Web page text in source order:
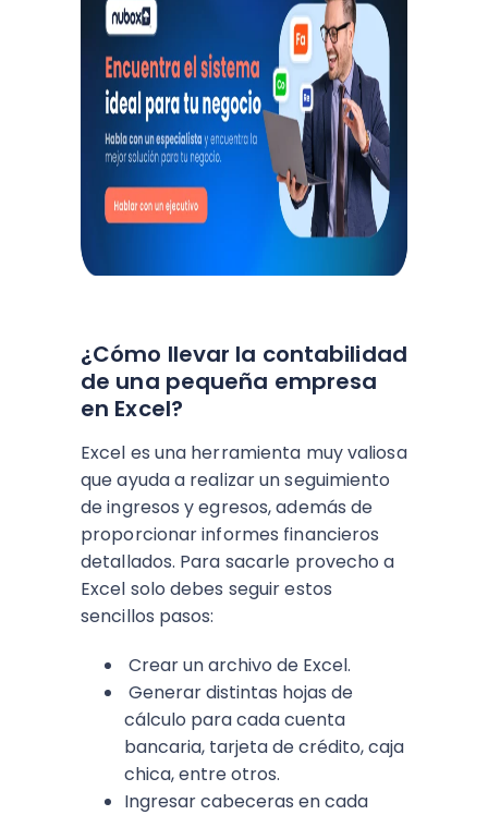
¿Cómo llevar la contabilidad
de una pequeña empresa
en Excel?
Excel es una herramienta muy valiosa
que ayuda a realizar un seguimiento
de ingresos y egresos, además de
proporcionar informes financieros
detallados. Para sacarle provecho a
Excel solo debes seguir estos
sencillos pasos:
Crear un archivo de Excel.
Generar distintas hojas de
cálculo para cada cuenta
bancaria, tarjeta de crédito, caja
chica, entre otros.
Ingresar cabeceras en cada